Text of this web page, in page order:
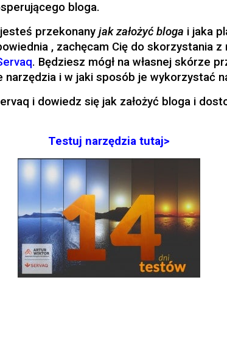
bloga.
przekonanyjak założyć bloga i jaka
, zachęcam Cię do skorzystania z
. Będziesz mógł na własnej skórze
narzędzia i w jaki sposób je wykorzystać
i dowiedz się jak założyć bloga i
Testuj narzędzia tutaj>